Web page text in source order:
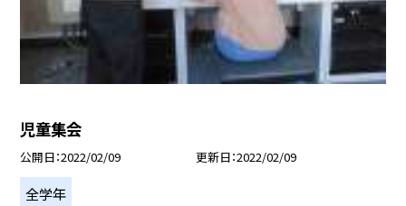
児童集会
公開日 2022/02/09 更新日 2022/02/09
全学年